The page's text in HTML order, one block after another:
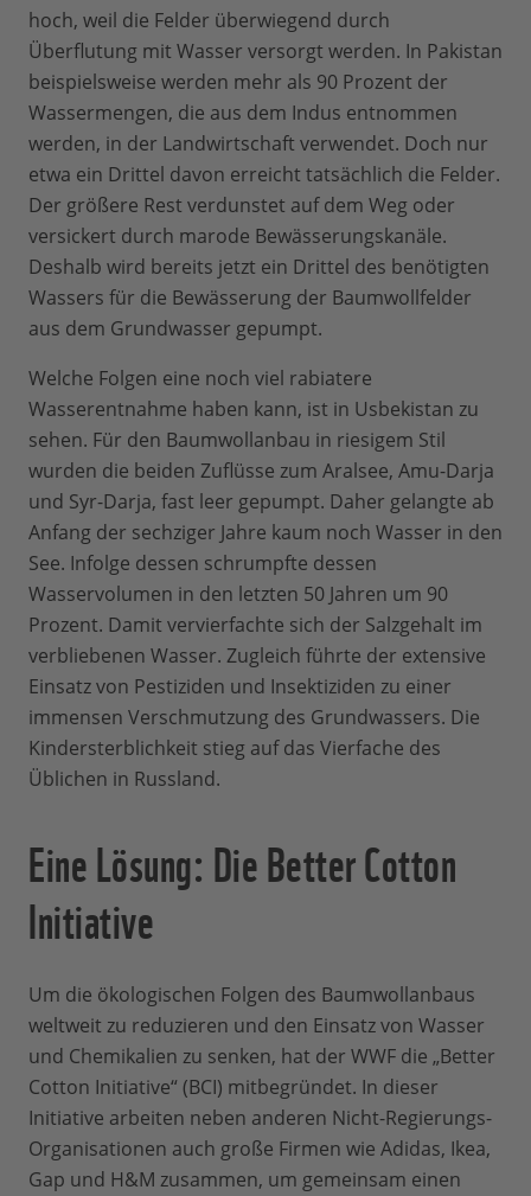
hoch, weil die Felder überwiegend durch
Überflutung mit Wasser versorgt werden. In Pakistan
beispielsweise werden mehr als 90 Prozent der
Wassermengen, die aus dem Indus entnommen
werden, in der Landwirtschaft verwendet. Doch nur
etwa ein Drittel davon erreicht tatsächlich die Felder.
Der größere Rest verdunstet auf dem Weg oder
versickert durch marode Bewässerungskanäle.
Deshalb wird bereits jetzt ein Drittel des benötigten
Wassers für die Bewässerung der Baumwollfelder
aus dem Grundwasser gepumpt.
Welche Folgen eine noch viel rabiatere
Wasserentnahme haben kann, ist in Usbekistan zu
sehen. Für den Baumwollanbau in riesigem Stil
wurden die beiden Zuflüsse zum Aralsee, Amu-Darja
und Syr-Darja, fast leer gepumpt. Daher gelangte ab
Anfang der sechziger Jahre kaum noch Wasser in den
See. Infolge dessen schrumpfte dessen
Wasservolumen in den letzten 50 Jahren um 90
Prozent. Damit vervierfachte sich der Salzgehalt im
verbliebenen Wasser. Zugleich führte der extensive
Einsatz von Pestiziden und Insektiziden zu einer
immensen Verschmutzung des Grundwassers. Die
Kindersterblichkeit stieg auf das Vierfache des
Üblichen in Russland.
Eine Lösung: Die Better Cotton
Initiative
Um die ökologischen Folgen des Baumwollanbaus
weltweit zu reduzieren und den Einsatz von Wasser
und Chemikalien zu senken, hat der WWF die „Better
Cotton Initiative“ (BCI) mitbegründet. In dieser
Initiative arbeiten neben anderen Nicht-Regierungs-
Organisationen auch große Firmen wie Adidas, Ikea,
Gap und H&M zusammen, um gemeinsam einen